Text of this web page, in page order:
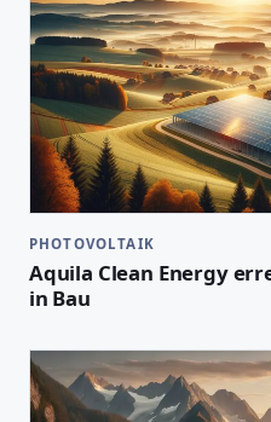
PHOTOVOLTAIK
Aquila Clean Energy
in Bau